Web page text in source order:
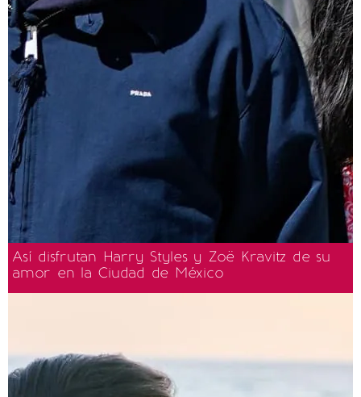
Así disfrutan Harry Styles y Zoë Kravitz de su
amor en la Ciudad de México